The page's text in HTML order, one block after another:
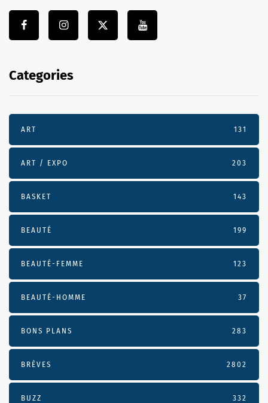
Categories
ART 131
ART / EXPO 203
BASKET 143
BEAUTÉ 199
BEAUTÉ-FEMME 123
BEAUTÉ-HOMME 37
BONS PLANS 283
BRÈVES 2802
BUZZ 332